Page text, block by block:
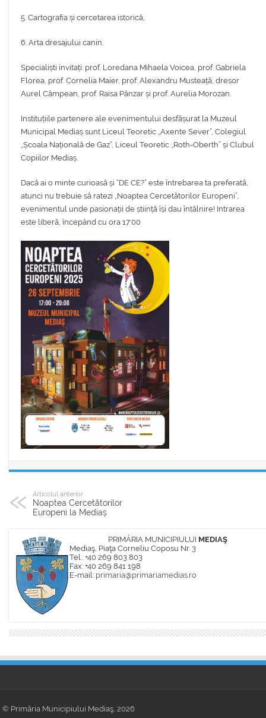
5. Cartografia și cercetarea istorică;
6. Arta dresajului canin.
Specialiști invitați: prof. Loredana Mihaela Voicea, prof. Gabriela
Florea, prof. Cornelia Maier, prof. Alexandru Musteață, dresor
Aurel Câmpean, prof. Raisa Pânzar și prof. Aurelia Morozan.
Instituțiile partenere ale evenimentului desfășurat la Muzeul
Municipal Mediaș sunt Liceul Teoretic „Axente Sever”, Colegiul
„Școala Națională de Gaz”, Liceul Teoretic „Roth-Oberth” și Clubul
Copiilor Mediaș.
Dacă ai o minte curioasă și “DE CE?” este întrebarea ta preferată,
atunci nu trebuie să ratezi „Noaptea Cercetătorilor Europeni”,
evenimentul unde pasionații de știință își dau întâlnire! Intrarea
este liberă, începând cu ora 17:00
Articolul anterior
Noaptea Cercetătorilor
Europeni la Mediaș
PRIMĂRIA MUNICIPIULUI MEDIAŞ
Mediaş, Piaţa Corneliu Coposu Nr. 3
Tel.: +40 269 803 803
Fax: +40 269 841 198
E-mail: primaria@primariamedias.ro
© Primăria Municipiului Mediaş, 2026